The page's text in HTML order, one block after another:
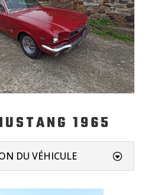
1965
DU VÉHICULE